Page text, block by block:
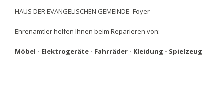
HAUS DER EVANGELISCHEN GEMEINDE -Foyer
Ehrenamtler helfen Ihnen beim Reparieren von:
Möbel - Elektrogeräte - Fahrräder - Kleidung - Spielzeug